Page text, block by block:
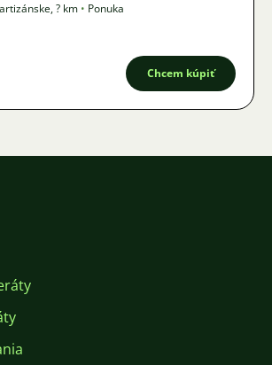
,? km • Ponuka
Chcem kúpiť